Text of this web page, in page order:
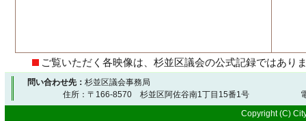
ご覧いただく各映像は、杉並区議会の公式記録ではあり
問い合わせ先： 杉並区議会事務局
住所：〒166-8570 杉並区阿佐谷南1丁目15番1号 電
Copyright (C)